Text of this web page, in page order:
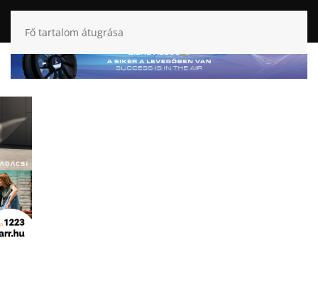
Fő tartalom átugrása